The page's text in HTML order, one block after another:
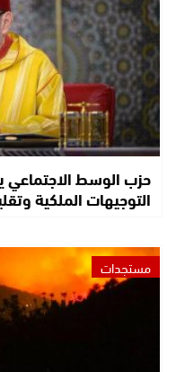
حزب الوسط الاجتماعي
التوجيهات الملكية
مستجدات